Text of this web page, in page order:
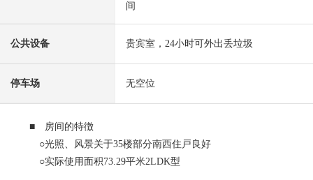
间
公共设备 贵宾室，24小时可外出丢垃圾
停车场 无空位
■ 房间的特徴
○光照、风景关于35楼部分南西住戸良好
○实际使用面积73.29平米2LDK型